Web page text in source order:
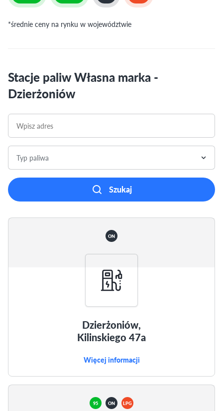
*średnie ceny na rynku w województwie
Stacje paliw Własna marka -
Dzierżoniów
Typ paliwa
Szukaj
ON
Dzierżoniów,
Kilinskiego 47a
Więcej informacji
95 ON LPG